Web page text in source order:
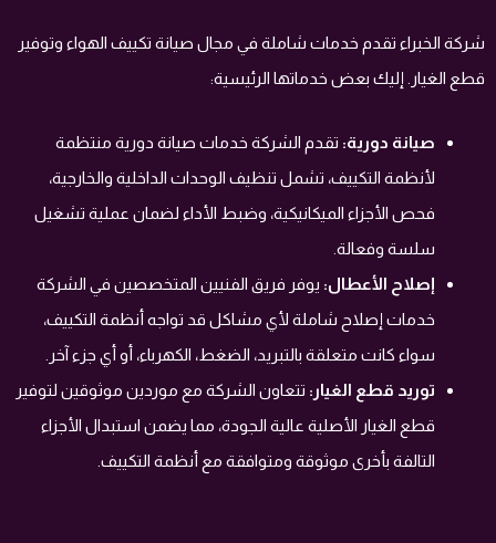
شركة الخبراء تقدم خدمات شاملة في مجال صيانة تكييف الهواء وتوفير
قطع الغيار. إليك بعض خدماتها الرئيسية:
صيانة دورية: تقدم الشركة خدمات صيانة دورية منتظمة
لأنظمة التكييف، تشمل تنظيف الوحدات الداخلية والخارجية،
فحص الأجزاء الميكانيكية، وضبط الأداء لضمان عملية تشغيل
سلسة وفعالة.
إصلاح الأعطال: يوفر فريق الفنيين المتخصصين في الشركة
خدمات إصلاح شاملة لأي مشاكل قد تواجه أنظمة التكييف،
سواء كانت متعلقة بالتبريد، الضغط، الكهرباء، أو أي جزء آخر.
توريد قطع الغيار: تتعاون الشركة مع موردين موثوقين لتوفير
قطع الغيار الأصلية عالية الجودة، مما يضمن استبدال الأجزاء
التالفة بأخرى موثوقة ومتوافقة مع أنظمة التكييف.